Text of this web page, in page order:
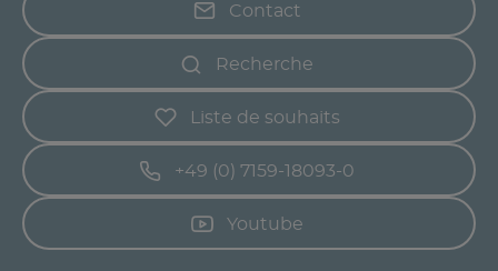
Contact
Recherche
Liste de souhaits
+49 (0) 7159-18093-0
Youtube